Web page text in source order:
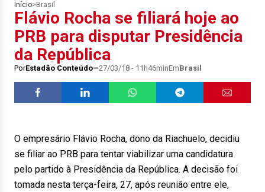
Início> Brasil
Flávio Rocha se filiará hoje ao
PRB para disputar Presidência
da República
PorEstadão Conteúdo 27/03/18 - 11h46minEmBrasil
O empresário Flávio Rocha, dono da Riachuelo, decidiu
se filiar ao PRB para tentar viabilizar uma candidatura
pelo partido à Presidência da República. A decisão foi
tomada nesta terça-feira, 27, após reunião entre ele,